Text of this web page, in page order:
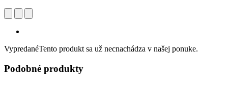
VypredanéTento produkt sa už necnachádza v našej ponuke.
Podobné produkty